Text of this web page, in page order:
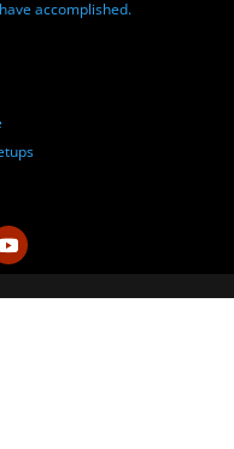
accomplished.